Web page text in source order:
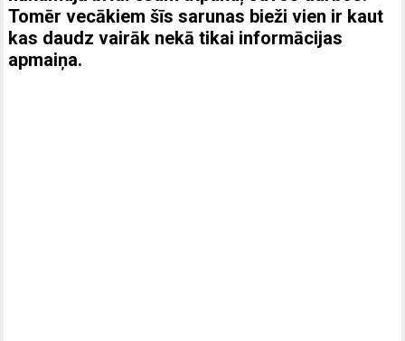
Tomēr vecākiem šīs sarunas bieži vien ir kaut
kas daudz vairāk nekā tikai informācijas
apmaiņa.